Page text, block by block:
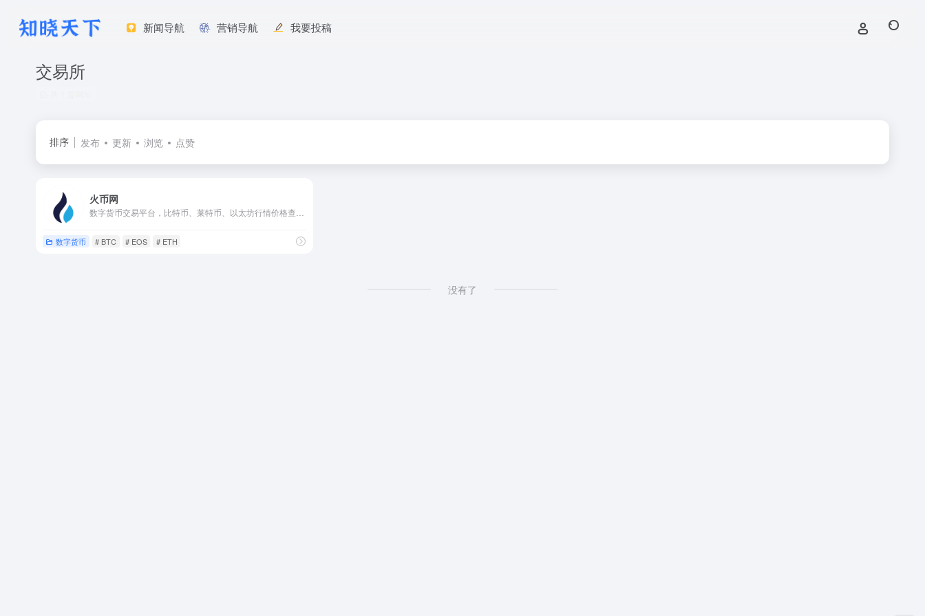
新闻导航 营销导航 我要投稿
交易所
排序 发布 更新 浏览 点赞
火币网
数字货币 # BTC # EOS # ETH
没有了